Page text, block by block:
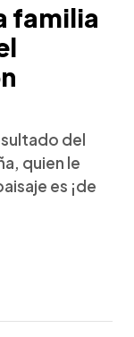
familia
del
quien le
es ¡de